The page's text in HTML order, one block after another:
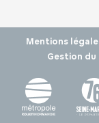
Mentions
Gestion